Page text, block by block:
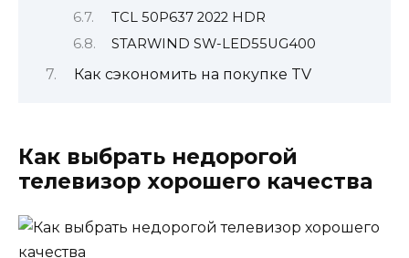
TCL 50P637 2022 HDR
STARWIND SW-LED55UG400
Как сэкономить на покупке TV
Как выбрать недорогой
телевизор хорошего качества